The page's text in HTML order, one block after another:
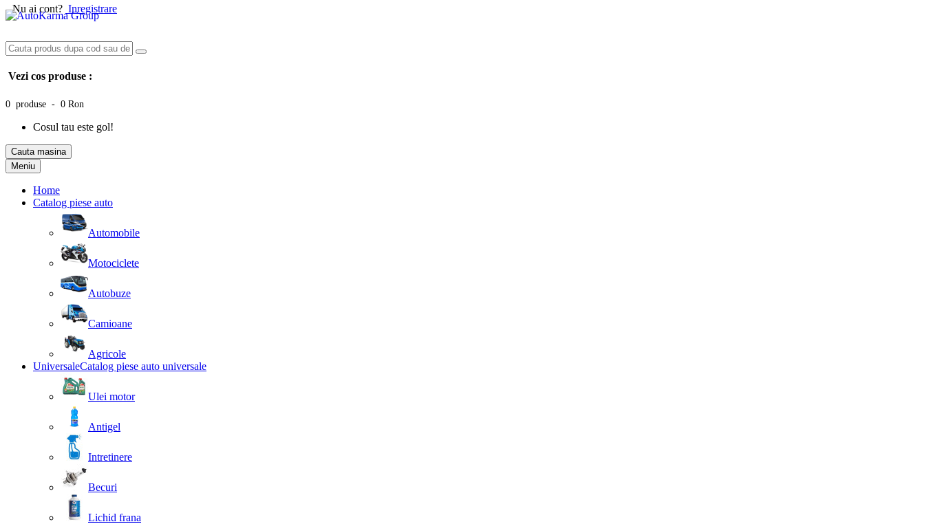
Nu ai cont? Inregistrare
Vezi cos produse :
0 produse - 0 Ron
Cosul tau este gol!
Cauta masina
Meniu
Home
Catalog piese auto
Automobile
Motociclete
Autobuze
Camioane
Agricole
UniversaleCatalog piese auto universale
Ulei motor
Antigel
Intretinere
Becuri
Lichid frana